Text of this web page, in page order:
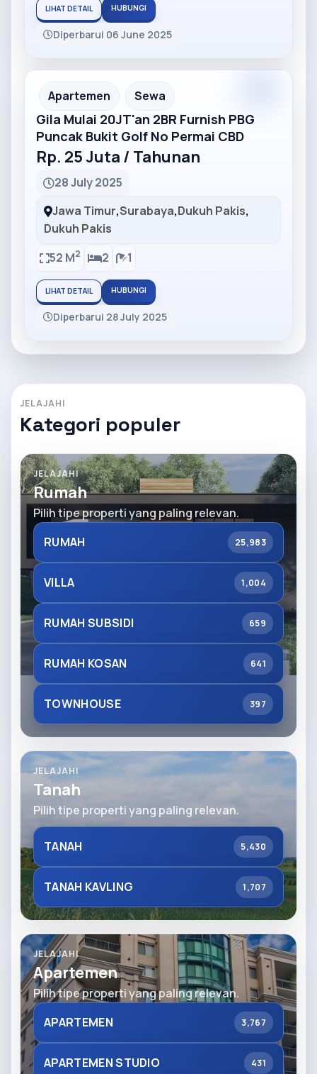
LIHAT DETAIL HUBUNGI
Diperbarui 06 June 2025
Partner Ad
Apartemen Sewa
Gila Mulai 20JT'an 2BR Furnish PBG
Puncak Bukit Golf No Permai CBD
Rp. 25 Juta / Tahunan
28 July 2025
Jawa Timur,Surabaya,Dukuh Pakis,
Dukuh Pakis
52 M2 2 1
LIHAT DETAIL HUBUNGI
Diperbarui 28 July 2025
JELAJAHI
Kategori populer
JELAJAHI
Rumah
Pilih tipe properti yang paling relevan.
RUMAH
25,983
VILLA 1,004
RUMAH SUBSIDI 659
RUMAH KOSAN 641
TOWNHOUSE 397
JELAJAHI
Tanah
Pilih tipe properti yang paling relevan.
TANAH 5,430
TANAH KAVLING 1,707
JELAJAHI
Apartemen
Pilih tipe properti yang paling relevan.
APARTEMEN
3,767
APARTEMEN STUDIO 431